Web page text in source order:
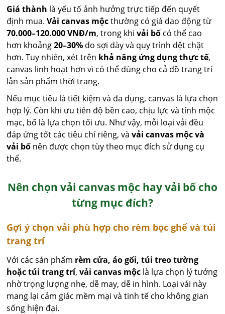
Giá thành là yếu tố ảnh hưởng trực tiếp đến quyết
định mua.Vải canvas mộcthường có giá dao động từ
70.000–120.000 VNĐ/m, trong khivải bố có thể cao
hơn khoảng20–30% do sợi dày và quy trình dệt chặt
hơn. Tuy nhiên, xét trên khả năng ứng dụng thực tế,
canvas linh hoạt hơn vì có thể dùng cho cả đồ trang trí
lẫn sản phẩm thời trang.
Nếu mục tiêu là tiết kiệm và đa dụng, canvas là lựa chọn
hợp lý. Còn khi ưu tiên độ bền cao, chịu lực và tính mộc
mạc, bố là lựa chọn tối ưu. Như vậy, mỗi loại vải đều
đáp ứng tốt các tiêu chí riêng, vàvải canvas mộc và
vải bố nên được chọn tùy theo mục đích sử dụng cụ
thể.
Nên chọn vải canvas mộc hay vải bố cho
từng mục đích?
Gợi ý chọn vải phù hợp cho rèm bọc ghế và túi
trang trí
Với các sản phẩm rèm cửa, áo gối, túi treo tường
hoặc túi trang trí,vải canvas mộc là lựa chọn lý tưởng
nhờ trọng lượng nhẹ, dễ may, dễ in hình. Loại vải này
mang lại cảm giác mềm mại và tinh tế cho không gian
sống hiện đại.